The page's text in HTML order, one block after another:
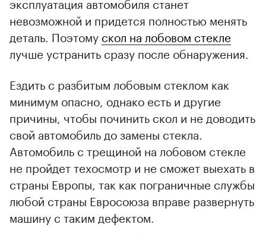
невозможной и придется полностью менять
деталь. Поэтому скол на лобовом стекле
лучше устранить сразу после обнаружения.
Ездить с разбитым лобовым стеклом как
минимум опасно, однако есть и другие
причины, чтобы починить скол и не доводить
свой автомобиль до замены стекла.
Автомобиль с трещиной на лобовом стекле
не пройдет техосмотр и не сможет выехать в
страны Европы, так как пограничные службы
любой страны Евросоюза вправе развернуть
машину с таким дефектом.